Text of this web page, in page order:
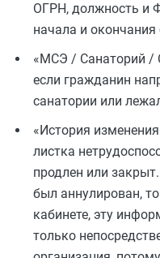
ОГРН, должность и
начала и окончания
«МСЭ / Санаторий /
если гражданин
санатории или
«История
листка
продлен или
был аннулирован,
кабинете, эту
только